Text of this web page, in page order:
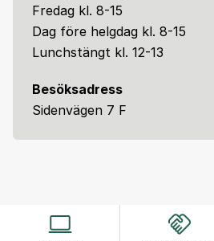
Fredag kl. 8-15
Dag före helgdag kl. 8-15
Lunchstängt kl. 12-13
Besöksadress
Sidenvägen 7 F